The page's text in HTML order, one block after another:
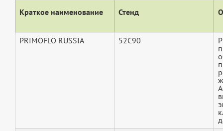
Краткое наименование Стенд
PRIMOFLO RUSSIA 52C90